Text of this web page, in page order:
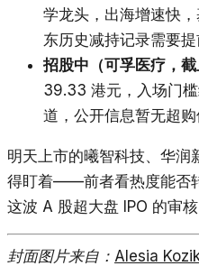
学龙头，出海增速快
东历史减持记录需要提
招股中（可孚医疗，截
39.33 港元，入场门
道，公开信息暂无超购
明天上市的曦智科技、华润
得盯着——前者看热度能否
这波 A 股超大盘 IPO 的审核
封面图片来自： Alesia